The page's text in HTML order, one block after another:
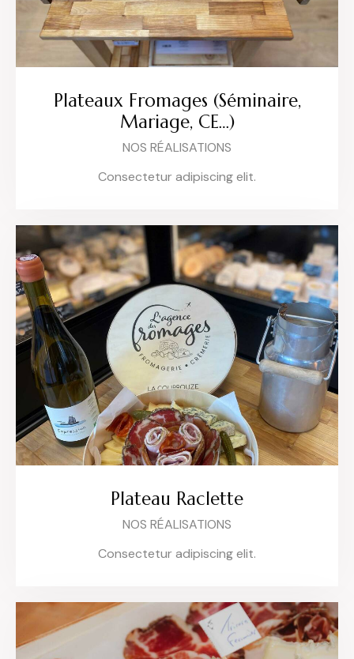
Plateaux Fromages (Séminaire,
Mariage, CE…)
NOS RÉALISATIONS
Consectetur adipiscing elit.
Plateau Raclette
NOS RÉALISATIONS
Consectetur adipiscing elit.